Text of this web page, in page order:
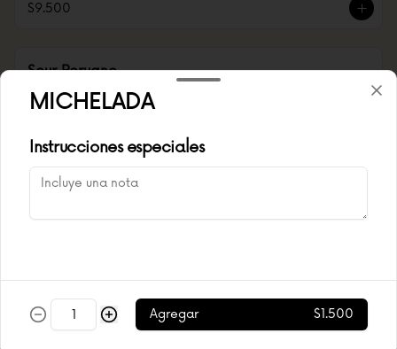
$9.500
Sour Peruano
$6.500
$7.500
MICHELADA
Instrucciones especiales
Agregar $1.500